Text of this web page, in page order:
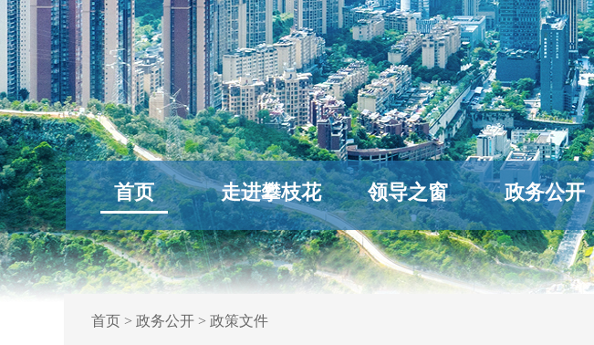
首页 走进攀枝花 领导之窗 政务公开
首页> 政务公开> 政策文件